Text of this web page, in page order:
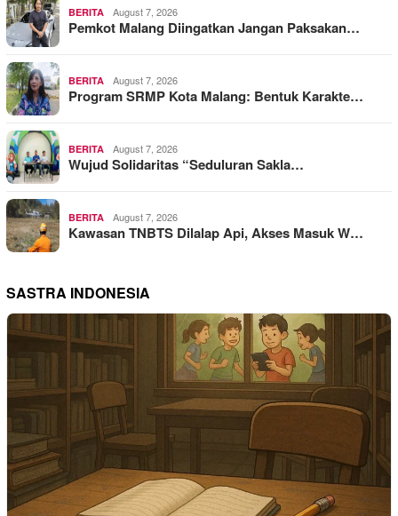
BERITA August 7, 2026
Pemkot Malang Diingatkan Jangan Paksakan…
BERITA August 7, 2026
Program SRMP Kota Malang: Bentuk Karakte…
BERITA August 7, 2026
Wujud Solidaritas “Seduluran Sakla…
BERITA August 7, 2026
Kawasan TNBTS Dilalap Api, Akses Masuk W…
SASTRA INDONESIA